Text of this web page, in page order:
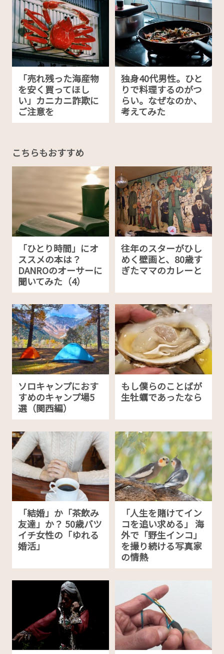
「売れ残った海産物
を安く買ってほし
い」カニカニ詐欺に
ご注意を
独身40代男性。ひと
りで料理するのがつ
らい。なぜなのか、
考えてみた
こちらもおすすめ
「ひとり時間」にオ
ススメの本は？
DANROのオーサーに
聞いてみた（4）
往年のスターがひし
めく壁画と、80歳す
ぎたママのカレーと
ソロキャンプにおす
すめのキャンプ場5
選（関西編）
もし僕らのことばが
生牡蠣であったなら
「結婚」か「茶飲み
友達」か？ 50歳バツ
イチ女性の「ゆれる
婚活」
「人生を賭けてイン
コを追い求める」 海
外で「野生インコ」
を撮り続ける写真家
の情熱